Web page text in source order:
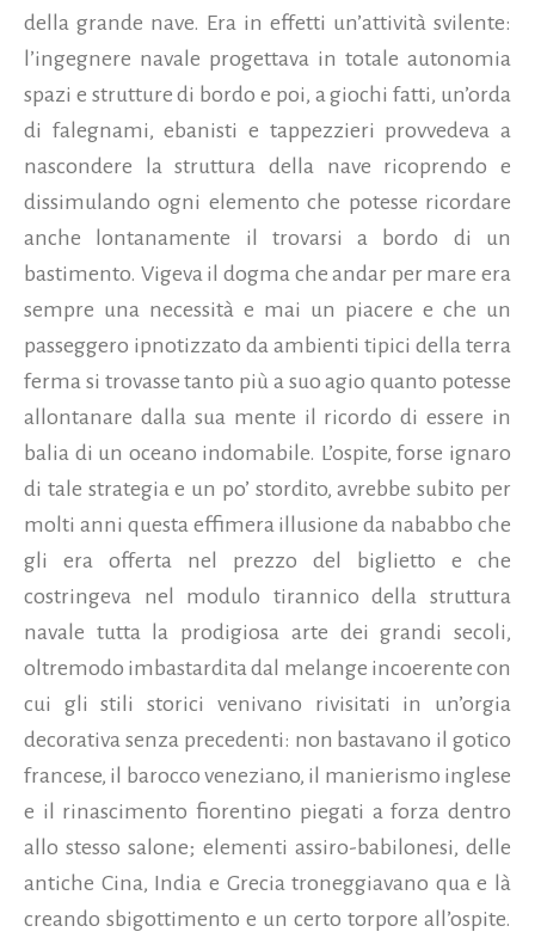
della grande nave. Era in effetti un’attività svilente:
l’ingegnere navale progettava in totale autonomia
spazi e strutture di bordo e poi, a giochi fatti, un’orda
di falegnami, ebanisti e tappezzieri provvedeva a
nascondere la struttura della nave ricoprendo e
dissimulando ogni elemento che potesse ricordare
anche lontanamente il trovarsi a bordo di un
bastimento. Vigeva il dogma che andar per mare era
sempre una necessità e mai un piacere e che un
passeggero ipnotizzato da ambienti tipici della terra
ferma si trovasse tanto più a suo agio quanto potesse
allontanare dalla sua mente il ricordo di essere in
balia di un oceano indomabile. L’ospite, forse ignaro
di tale strategia e un po’ stordito, avrebbe subito per
molti anni questa effimera illusione da nababbo che
gli era offerta nel prezzo del biglietto e che
costringeva nel modulo tirannico della struttura
navale tutta la prodigiosa arte dei grandi secoli,
oltremodo imbastardita dal melange incoerente con
cui gli stili storici venivano rivisitati in un’orgia
decorativa senza precedenti: non bastavano il gotico
francese, il barocco veneziano, il manierismo inglese
e il rinascimento fiorentino piegati a forza dentro
allo stesso salone; elementi assiro-babilonesi, delle
antiche Cina, India e Grecia troneggiavano qua e là
creando sbigottimento e un certo torpore all’ospite.